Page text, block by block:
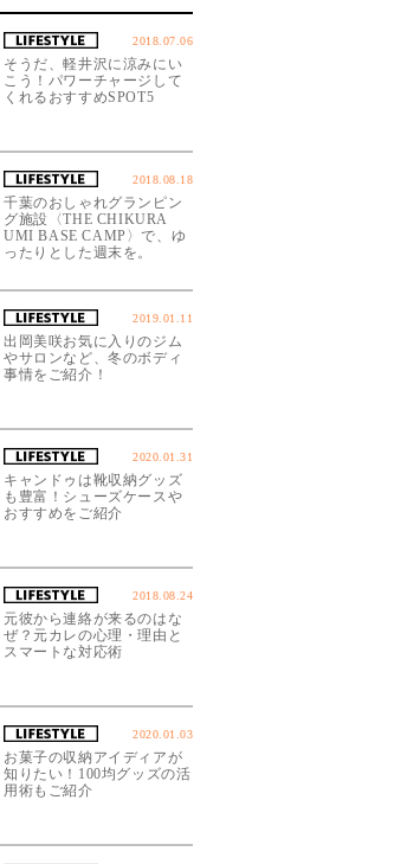
2018.07.06
そうだ、軽井沢に涼みにい
こう！パワーチャージして
くれるおすすめSPOT5
2018.08.18
千葉のおしゃれグランピン
グ施設〈THE CHIKURA
UMI BASE CAMP〉で、ゆ
ったりとした週末を。
2019.01.11
出岡美咲お気に入りのジム
やサロンなど、冬のボディ
事情をご紹介！
2020.01.31
キャンドゥは靴収納グッズ
も豊富！シューズケースや
おすすめをご紹介
2018.08.24
元彼から連絡が来るのはな
ぜ？元カレの心理・理由と
スマートな対応術
2020.01.03
お菓子の収納アイディアが
知りたい！100均グッズの活
用術もご紹介